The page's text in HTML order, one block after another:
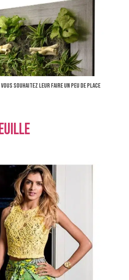
souhaitez leur faire un peu de place